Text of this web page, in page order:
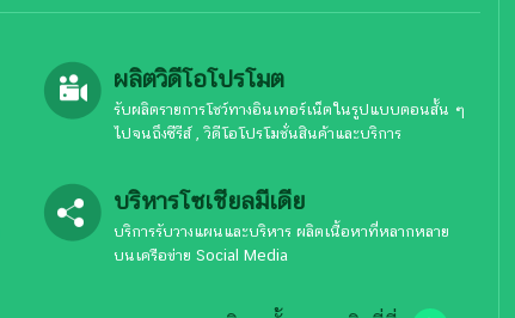
ผลิตวิดีโอโปรโมต
รับผลิตรายการโชว์ทางอินเทอร์เน็ตในรูปแบบตอนสั้น ๆ
ไปจนถึงซีรีส์ , วิดีโอโปรโมชั่นสินค้าและบริการ
บริหารโซเชียลมีเดีย
บริการรับวางแผนและบริหาร ผลิตเนื้อหาที่หลากหลาย
บนเครือข่าย Social Media